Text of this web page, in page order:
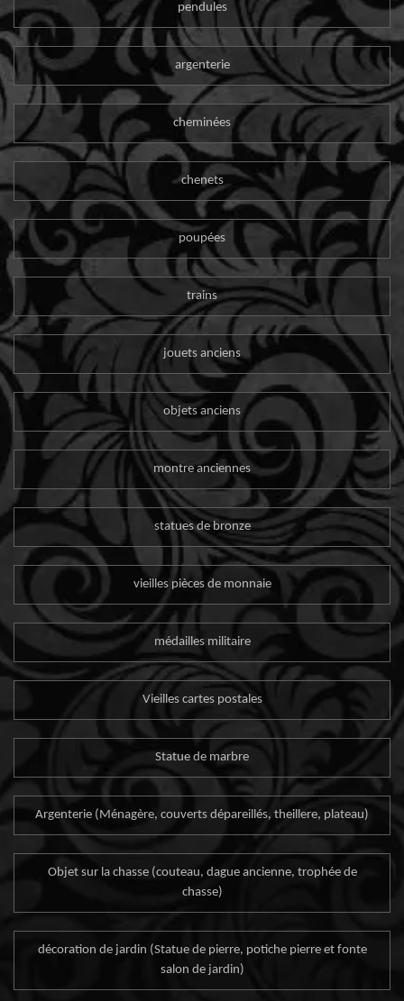
pendules
argenterie
cheminées
chenets
poupées
trains
jouets anciens
objets anciens
montre anciennes
statues de bronze
vieilles pièces de monnaie
médailles militaire
Vieilles cartes postales
Statue de marbre
Argenterie (Ménagère, couverts dépareillés, theillere, plateau)
Objet sur la chasse (couteau, dague ancienne, trophée de
chasse)
décoration de jardin (Statue de pierre, potiche pierre et fonte
salon de jardin)